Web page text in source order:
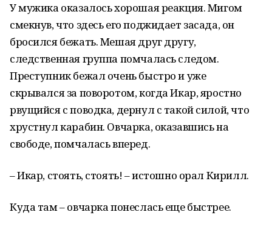
У мужика оказалось хорошая реакция. Мигом
смекнув, что здесь его поджидает засада, он
бросился бежать. Мешая друг другу,
следственная группа помчалась следом.
Преступник бежал очень быстро и уже
скрывался за поворотом, когда Икар, яростно
рвущийся с поводка, дернул с такой силой, что
хрустнул карабин. Овчарка, оказавшись на
свободе, помчалась вперед.
– Икар, стоять, стоять! – истошно орал Кирилл.
Куда там – овчарка понеслась еще быстрее.